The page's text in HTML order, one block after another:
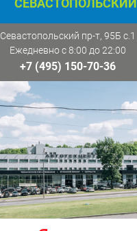
СЕВАСТОПОЛЬСКИЙ
Севастопольский пр-т, 95Б с.1
Ежедневно с 8:00 до 22:00
+7 (495) 150-70-36